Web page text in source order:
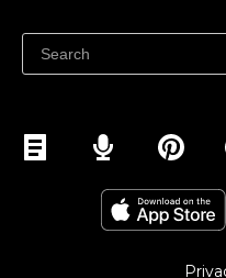
Prodaja na Instagramu